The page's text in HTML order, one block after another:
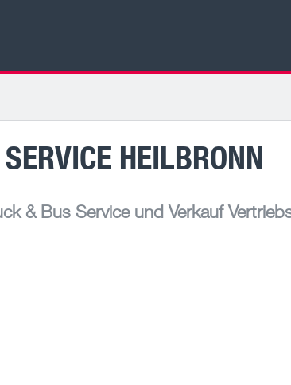
HEILBRONN
& Bus Service und Verkauf